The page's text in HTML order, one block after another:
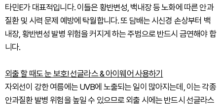
타민E가 대표적입니다. 이들은 황반변성, 백내장 등 노화에 따른 안과
질환 및 시력 문제 예방에 탁월합니다. 또 담배는 시신경 손상부터 백
내장, 황반변성 발병 위험을 커지게 하는 주범으로 반드시 금연해야 합
니다.
외출 할 때도 눈 보호! 선글라스 & 아이웨어 사용하기
자외선이 강한 여름에는 UVB에 노출되는 일이 많아지는데, 이는 각종
안과질환 발병 위험을 높일 수 있으므로 외출 시에는 반드시 선글라스